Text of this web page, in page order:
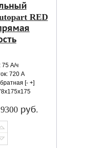
RED
75 А/ч
720 А
[- +]
руб.